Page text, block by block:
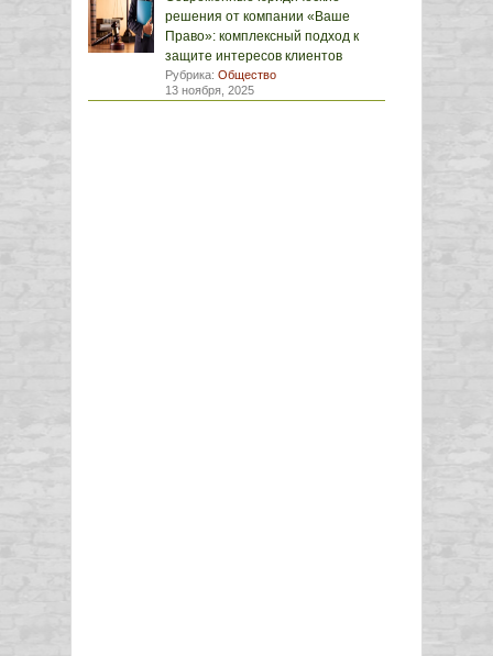
решения от компании «Ваше
Право»: комплексный подход к
защите интересов клиентов
Рубрика: Общество
13 ноября, 2025